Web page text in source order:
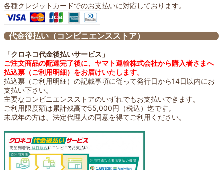
各種クレジットカードでのお支払いに対応しております。
代金後払い（コンビニエンスストア）
「クロネコ代金後払いサービス」
ご注文商品の配達完了後に、ヤマト運輸株式会社から購入者さまへ
払込票（ご利用明細）をお届けいたします。
払込票（ご利用明細）の記載事項に従って発行日から14日以内にお
支払い下さい。
主要なコンビニエンスストアのいずれでもお支払いできます。
ご利用限度額は累計残高で55,000円（税込）迄です。
未成年の方は、法定代理人の同意を得てご利用ください。